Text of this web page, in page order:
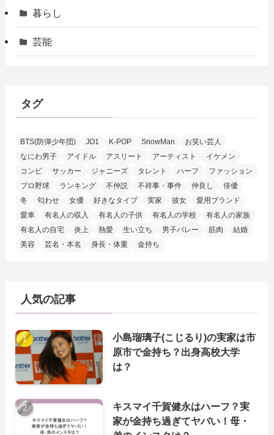
暮らし
芸能
タグ
BTS(防弾少年団) JO1 K-POP SnowMan
お笑い芸人
なにわ男子
アイドル アスリート アーティスト
イケメン
コンビ
サッカー ジャニーズ タレント ハーフ
ファッション
プロ野球
ランキング 不仲説 不祥事・事件 仲良し
俳優
冬
匂わせ 女優 好きなタイプ 実家 彼女
愛用ブランド
愛車
有名人の収入 有名人の子供 有名人の学校
有名人の家族
有名人の自宅
炎上 熱愛 生い立ち 男子バレー 筋肉
結婚
美容
芸名・本名 身長・体重 金持ち
人気の記事
小島瑠璃子(こじるり)の実家は市
原市で金持ち？出身高校大学
は？
キスマイ千賀健永はハーフ？実
家が金持ち過ぎてヤバい！母・